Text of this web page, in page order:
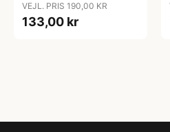
VEJL. PRIS 190,00 KR
133,00 kr